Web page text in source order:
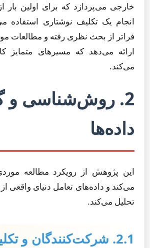
انجام یک تکلیف نوشتاری استفاده
فراتر از بحث نظری رفته و مطالعات
ارائه می‌دهد که مسیرهای متمایز
می‌کند.
2. روش‌شناسی و
داده‌ها
این پژوهش از رویکرد مطالعه
می‌کند و داده‌های تعامل دنیای واقعی از
تحلیل می‌کند.
2.1. شرکت‌کنندگان و تکلیف